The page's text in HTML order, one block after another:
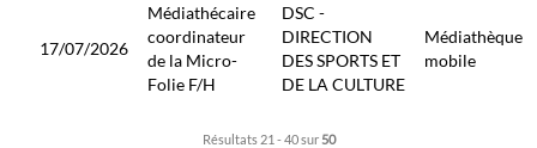
17/07/2026
Médiathécaire
coordinateur
de la Micro-
Folie F/H
DSC -
DIRECTION
DES SPORTS ET
DE LA CULTURE
Médiathèque
mobile
Résultats 21 - 40 sur 50